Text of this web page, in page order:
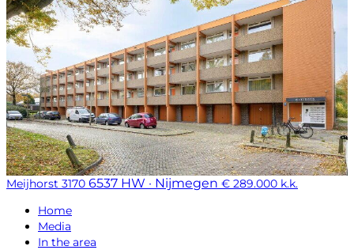
Meijhorst 3170 6537 HW · Nijmegen € 289.000 k.k.
Home
Media
In the area